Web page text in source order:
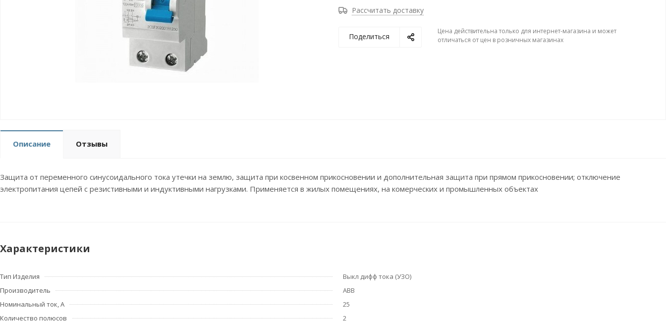
Рассчитать доставку
Поделиться
Цена действительна только для интернет-магазина и может
отличаться от цен в розничных магазинах
Описание Отзывы
Защита от переменного синусоидального тока утечки на землю, защита при косвенном прикосновении и дополнительная защита при прямом прикосновении; отключение
электропитания цепей с резистивными и индуктивными нагрузками. Применяется в жилых помещениях, на комерческих и промышленных объектах
Характеристики
Тип Изделия
Выкл дифф тока (УЗО)
Производитель
ABB
Номинальный ток, А
25
Количество полюсов
2